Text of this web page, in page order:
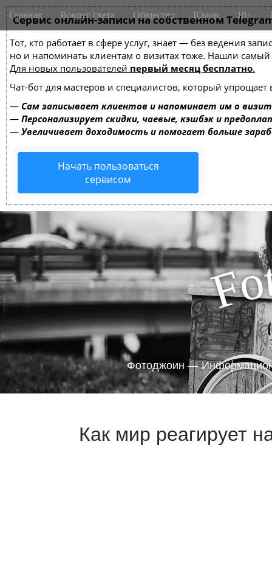
Сервис онлайн-записи на собственном
Тот, кто работает в сфере услуг, знает — без ведения
но и напоминать клиентам о визитах тоже. Нашли
Для новых пользователей первый месяц бесплатно.
Чат-бот для мастеров и специалистов, который упрощает
— Сам записывает клиентов и напоминает им о
— Персонализирует скидки, чаевые, кэшбэк и
— Увеличивает доходимость и помогает больше
Начать пользоваться
сервисом
M
a
n
m
e
n
u
i
Главная Вокруг света Общество Юмор 18+
Fo
Фотоджоин —
Как мир реагирует